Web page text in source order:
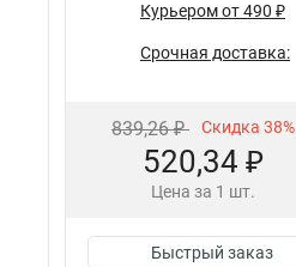
Курьером от 490 ₽
Срочная доставка:
839,26 ₽ Скидка 38%
520,34 ₽
Цена за 1 шт.
Быстрый заказ